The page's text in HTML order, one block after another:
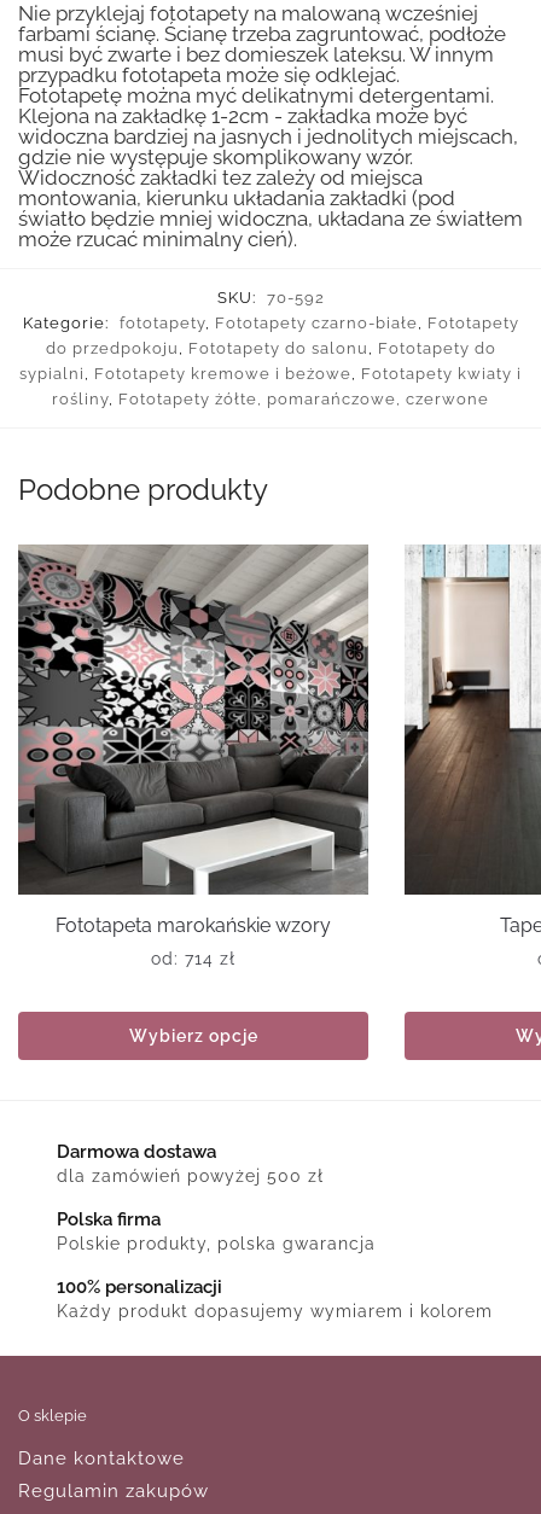
Nie przyklejaj fototapety na malowaną wcześniej
farbami ścianę. Ścianę trzeba zagruntować, podłoże
musi być zwarte i bez domieszek lateksu. W innym
przypadku fototapeta może się odklejać.
Fototapetę można myć delikatnymi detergentami.
Klejona na zakładkę 1-2cm - zakładka może być
widoczna bardziej na jasnych i jednolitych miejscach,
gdzie nie występuje skomplikowany wzór.
Widoczność zakładki tez zależy od miejsca
montowania, kierunku układania zakładki (pod
światło będzie mniej widoczna, układana ze światłem
może rzucać minimalny cień).
SKU:
70-592
Kategorie:
fototapety, Fototapety czarno-białe, Fototapety
do przedpokoju , Fototapety do salonu , Fototapety do
sypialni , Fototapety kremowe i beżowe, Fototapety kwiaty i
rośliny, Fototapety żółte, pomarańczowe, czerwone
Podobne produkty
Fototapeta marokańskie wzory
od: 714 zł
Wybierz opcje
Darmowa dostawa
dla zamówień powyżej 500 zł
Polska firma
Polskie produkty, polska gwarancja
100% personalizacji
Każdy produkt dopasujemy wymiarem i kolorem
O sklepie
Dane kontaktowe
Regulamin zakupów